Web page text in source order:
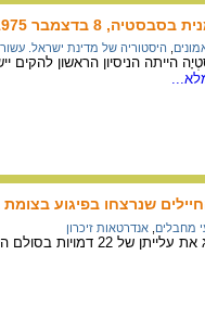
8 בדצמבר 1975
היסטוריה של מדינת ישראל.
הייתה הניסיון הראשון להקים
שנרצחו בפיגוע
מחבלים אנדרטאות זיכרון
דמויות בסולם השמיימה.